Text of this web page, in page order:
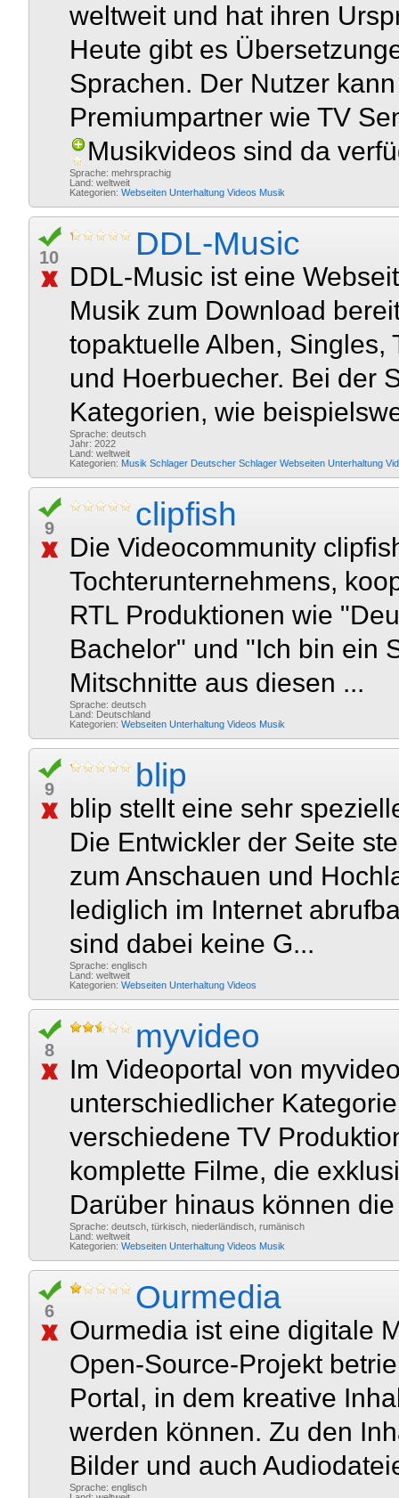
weltweit und hat ihren
Heute gibt es
Sprachen. Der Nutzer
Premiumpartner wie TV
Musikvideos sind da
Sprache: mehrsprachig
Land: weltweit
Kategorien: Webseiten Unterhaltung Videos Musik
10 DDL-Music
DDL-Music ist eine
Musik zum Download
topaktuelle Alben, Singles,
und Hoerbuecher. Bei der
Kategorien, wie
Sprache: deutsch
Jahr: 2022
Land: weltweit
Kategorien: Musik Schlager Deutscher Schlager Webseiten Unterhaltung
9 clipfish
Die Videocommunity
Tochterunternehmens,
RTL Produktionen wie
Bachelor" und "Ich bin ein
Mitschnitte aus diesen ...
Sprache: deutsch
Land: Deutschland
Kategorien: Webseiten Unterhaltung Videos Musik
9 blip
blip stellt eine sehr
Die Entwickler der Seite
zum Anschauen und
lediglich im Internet
sind dabei keine G...
Sprache: englisch
Land: weltweit
Kategorien: Webseiten Unterhaltung Videos
8 myvideo
Im Videoportal von
unterschiedlicher
verschiedene TV
komplette Filme, die
Darüber hinaus können
Sprache: deutsch, türkisch, niederländisch, rumänisch
Land: weltweit
Kategorien: Webseiten Unterhaltung Videos Musik
6 Ourmedia
Ourmedia ist eine digitale
Open-Source-Projekt
Portal, in dem kreative
werden können. Zu den
Bilder und auch
Sprache: englisch